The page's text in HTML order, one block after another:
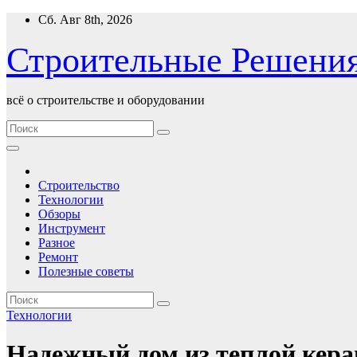
Перейти
содержимому
Сб. Авг 8th, 2026
Строительные
всё о строительстве и оборудовании
Строительство
Технологии
Обзоры
Инструмент
Разное
Ремонт
Полезные советы
Технологии